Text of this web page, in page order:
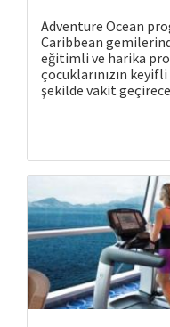
Adventure Ocean
Caribbean
eğitimli ve harika
çocuklarınızın
şekilde vakit